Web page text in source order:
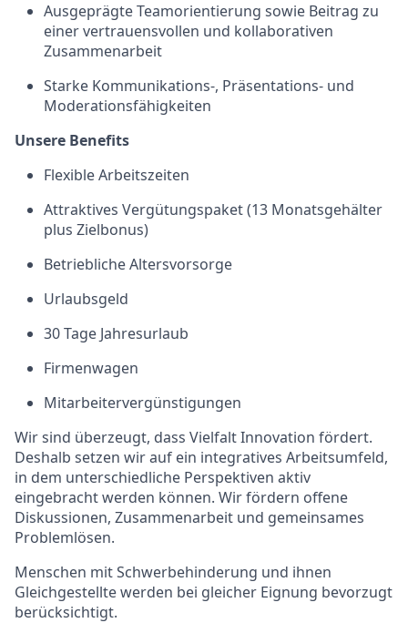
Ausgeprägte Teamorientierung sowie Beitrag zu
einer vertrauensvollen und kollaborativen
Zusammenarbeit
Starke Kommunikations-, Präsentations- und
Moderationsfähigkeiten
Unsere Benefits
Flexible Arbeitszeiten
Attraktives Vergütungspaket (13 Monatsgehälter
plus Zielbonus)
Betriebliche Altersvorsorge
Urlaubsgeld
30 Tage Jahresurlaub
Firmenwagen
Mitarbeitervergünstigungen
Wir sind überzeugt, dass Vielfalt Innovation fördert.
Deshalb setzen wir auf ein integratives Arbeitsumfeld,
in dem unterschiedliche Perspektiven aktiv
eingebracht werden können. Wir fördern offene
Diskussionen, Zusammenarbeit und gemeinsames
Problemlösen.
Menschen mit Schwerbehinderung und ihnen
Gleichgestellte werden bei gleicher Eignung bevorzugt
berücksichtigt.